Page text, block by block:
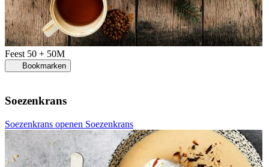
Feest 50 + 50M
Bookmarken
Soezenkrans
Soezenkrans openen Soezenkrans